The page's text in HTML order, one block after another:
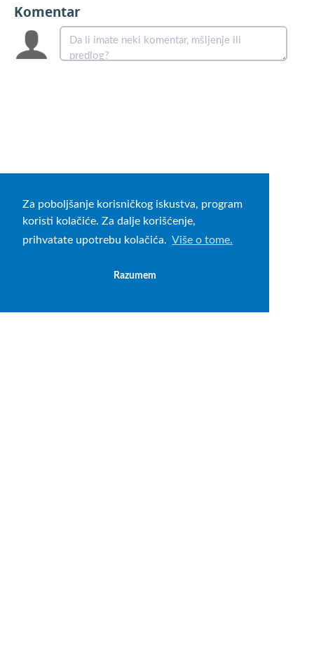
Za poboljšanje korisničkog iskustva, program
koristi kolačiće. Za dalje korišćenje,
prihvatate upotrebu kolačića. Više o tome.
Razumem
Komentar